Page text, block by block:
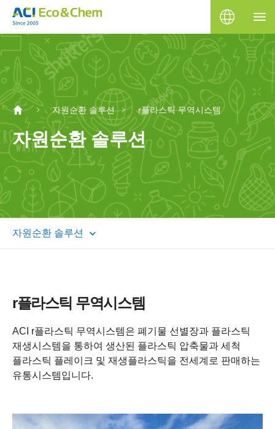
자원순환 솔루션 r플라스틱 무역시스템
자원순환 솔루션
자원순환 솔루션
r플라스틱 무역시스템
ACI r플라스틱 무역시스템은 폐기물 선별장과 플라스틱
재생시스템을 통하여 생산된 플라스틱 압축물과 세척
플라스틱 플레이크 및 재생플라스틱을 전세계로 판매하는
유통시스템입니다.